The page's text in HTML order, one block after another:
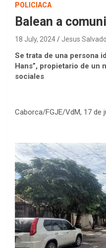
POLICIACA
Balean a
18 July, 2024 Jesus
Se trata de una persona
Hans”, propietario de un
sociales
Caborca/FGJE/VdM, 17 de